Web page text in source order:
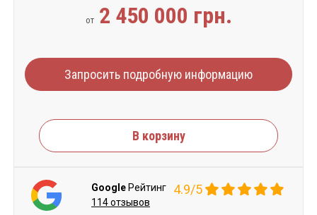
от 2 450 000 грн.
Запросить подробную информацию
В корзину
Google Рейтинг 4.9/5
114 отзывов